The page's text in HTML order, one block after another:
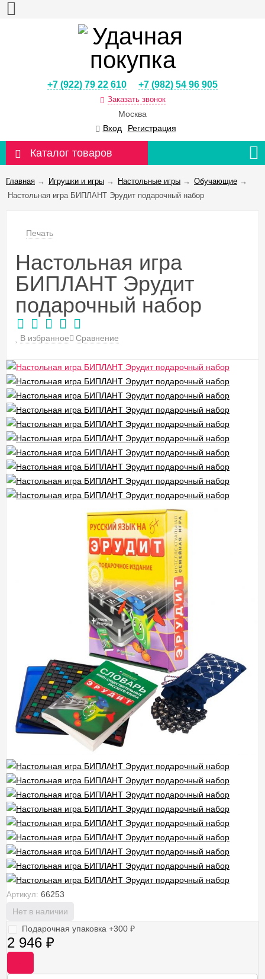
+7 (922) 79 22 610 +7 (982) 54 96 905
Заказать звонок
Москва
Вход
Регистрация
Каталог товаров
Главная → Игрушки и игры → Настольные игры → Обучающие →
Настольная игра БИПЛАНТ Эрудит подарочный набор
Печать
Настольная игра
БИПЛАНТ Эрудит
подарочный набор
В избранное Сравнение
Артикул: 66253
Нет в наличии
Подарочная упаковка +300 ₽
2 946 ₽